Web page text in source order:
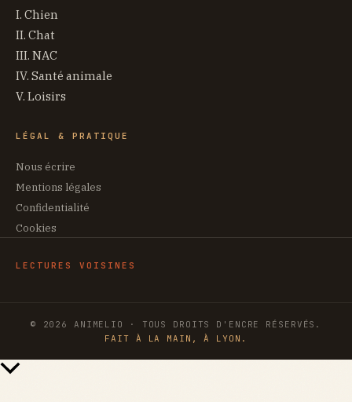
I. Chien
II. Chat
III. NAC
IV. Santé animale
V. Loisirs
LÉGAL & PRATIQUE
Nous écrire
Mentions légales
Confidentialité
Cookies
LECTURES VOISINES
© 2026 ANIMELIO · TOUS DROITS D'ENCRE RÉSERVÉS.
FAIT À LA MAIN, À LYON.